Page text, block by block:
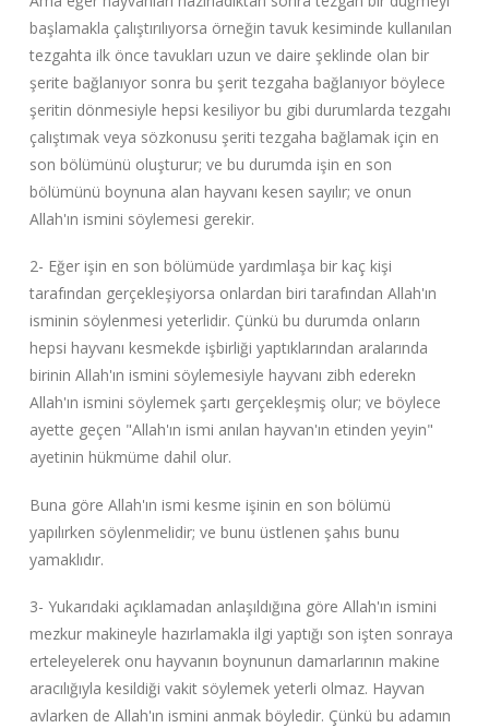
başlamakla çalıştırılıyorsa örneğin tavuk kesiminde kullanılan
tezgahta ilk önce tavukları uzun ve daire şeklinde olan bir
şerite bağlanıyor sonra bu şerit tezgaha bağlanıyor böylece
şeritin dönmesiyle hepsi kesiliyor bu gibi durumlarda tezgahı
çalıştımak veya sözkonusu şeriti tezgaha bağlamak için en
son bölümünü oluşturur; ve bu durumda işin en son
bölümünü boynuna alan hayvanı kesen sayılır; ve onun
Allah'ın ismini söylemesi gerekir.
2- Eğer işin en son bölümüde yardımlaşa bir kaç kişi
tarafından gerçekleşiyorsa onlardan biri tarafından Allah'ın
isminin söylenmesi yeterlidir. Çünkü bu durumda onların
hepsi hayvanı kesmekde işbirliği yaptıklarından aralarında
birinin Allah'ın ismini söylemesiyle hayvanı zibh ederekn
Allah'ın ismini söylemek şartı gerçekleşmiş olur; ve böylece
ayette geçen "Allah'ın ismi anılan hayvan'ın etinden yeyin"
ayetinin hükmüme dahil olur.
Buna göre Allah'ın ismi kesme işinin en son bölümü
yapılırken söylenmelidir; ve bunu üstlenen şahıs bunu
yamaklıdır.
3- Yukarıdaki açıklamadan anlaşıldığına göre Allah'ın ismini
mezkur makineyle hazırlamakla ilgi yaptığı son işten sonraya
erteleyelerek onu hayvanın boynunun damarlarının makine
aracılığıyla kesildiği vakit söylemek yeterli olmaz. Hayvan
avlarken de Allah'ın ismini anmak böyledir. Çünkü bu adamın